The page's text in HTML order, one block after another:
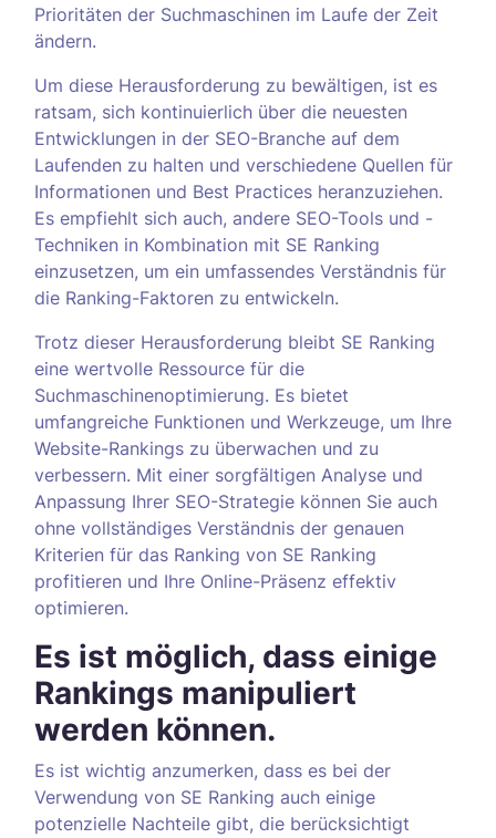
Prioritäten der Suchmaschinen im Laufe der Zeit
ändern.
Um diese Herausforderung zu bewältigen, ist es
ratsam, sich kontinuierlich über die neuesten
Entwicklungen in der SEO-Branche auf dem
Laufenden zu halten und verschiedene Quellen für
Informationen und Best Practices heranzuziehen.
Es empfiehlt sich auch, andere SEO-Tools und -
Techniken in Kombination mit SE Ranking
einzusetzen, um ein umfassendes Verständnis für
die Ranking-Faktoren zu entwickeln.
Trotz dieser Herausforderung bleibt SE Ranking
eine wertvolle Ressource für die
Suchmaschinenoptimierung. Es bietet
umfangreiche Funktionen und Werkzeuge, um Ihre
Website-Rankings zu überwachen und zu
verbessern. Mit einer sorgfältigen Analyse und
Anpassung Ihrer SEO-Strategie können Sie auch
ohne vollständiges Verständnis der genauen
Kriterien für das Ranking von SE Ranking
profitieren und Ihre Online-Präsenz effektiv
optimieren.
Es ist möglich, dass einige
Rankings manipuliert
werden können.
Es ist wichtig anzumerken, dass es bei der
Verwendung von SE Ranking auch einige
potenzielle Nachteile gibt, die berücksichtigt